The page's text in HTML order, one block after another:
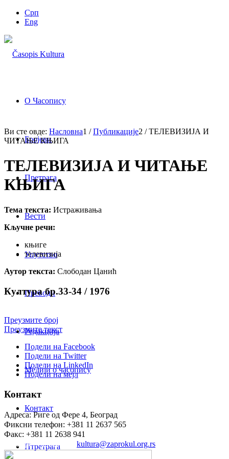
Срп
Eng
О Часопису
Бројеви
Претрага
Вести
Упутство
Преводи
Редакција
Медији о часопису
Контакт
Птретрага
Ви сте овде: Насловна1 / Публикације2 / ТЕЛЕВИЗИЈА И
ЧИТАЊЕ КЊИГА
ТЕЛЕВИЗИЈА И ЧИТАЊЕ
КЊИГА
Тема текста: Истраживања
Кључне речи:
књиге
телевизија
Аутор текста: Слободан Цанић
Култура бр.33-34 / 1976
Преузмите број
Преузмите текст
Подели на Facebook
Подели на Twitter
Подели на LinkedIn
Подели на мејл
Контакт
Адреса: Риге од Фере 4, Београд
Фиксни телефон: +381 11 2637 565
Факс: +381 11 2638 941
Електронска пошта:
kultura@zaprokul.org.rs